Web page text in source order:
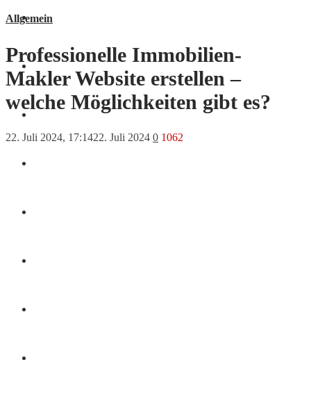
Allgemein
Allgemein
Professionelle Immobilien-
Makler Website erstellen –
welche Möglichkeiten gibt es?
22. Juli 2024, 17:1422. Juli 2024 0 1062